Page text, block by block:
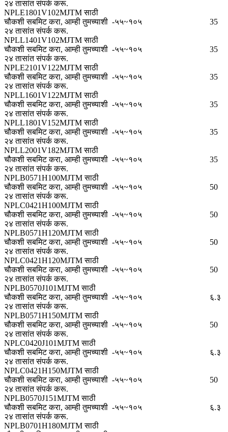
२४ तासांत संपर्क करू.
NPLE1801V102MJTM साठी
चौकशी सबमिट करा, आम्ही तुमच्याशी
२४ तासांत संपर्क करू.
-५५~१०५ 35
NPLL1401V102MJTM साठी
चौकशी सबमिट करा, आम्ही तुमच्याशी
२४ तासांत संपर्क करू.
-५५~१०५ 35
NPLE2101V122MJTM साठी
चौकशी सबमिट करा, आम्ही तुमच्याशी
२४ तासांत संपर्क करू.
-५५~१०५ 35
NPLL1601V122MJTM साठी
चौकशी सबमिट करा, आम्ही तुमच्याशी
२४ तासांत संपर्क करू.
-५५~१०५ 35
NPLL1801V152MJTM साठी
चौकशी सबमिट करा, आम्ही तुमच्याशी
२४ तासांत संपर्क करू.
-५५~१०५ 35
NPLL2001V182MJTM साठी
चौकशी सबमिट करा, आम्ही तुमच्याशी
२४ तासांत संपर्क करू.
-५५~१०५ 35
NPLB0571H100MJTM साठी
चौकशी सबमिट करा, आम्ही तुमच्याशी
२४ तासांत संपर्क करू.
-५५~१०५ 50
NPLC0421H100MJTM साठी
चौकशी सबमिट करा, आम्ही तुमच्याशी
२४ तासांत संपर्क करू.
-५५~१०५ 50
NPLB0571H120MJTM साठी
चौकशी सबमिट करा, आम्ही तुमच्याशी
२४ तासांत संपर्क करू.
-५५~१०५ 50
NPLC0421H120MJTM साठी
चौकशी सबमिट करा, आम्ही तुमच्याशी
२४ तासांत संपर्क करू.
-५५~१०५ 50
NPLB0570J101MJTM साठी
चौकशी सबमिट करा, आम्ही तुमच्याशी
२४ तासांत संपर्क करू.
-५५~१०५ ६.३
NPLB0571H150MJTM साठी
चौकशी सबमिट करा, आम्ही तुमच्याशी
२४ तासांत संपर्क करू.
-५५~१०५ 50
NPLC0420J101MJTM साठी
चौकशी सबमिट करा, आम्ही तुमच्याशी
२४ तासांत संपर्क करू.
-५५~१०५ ६.३
NPLC0421H150MJTM साठी
चौकशी सबमिट करा, आम्ही तुमच्याशी
२४ तासांत संपर्क करू.
-५५~१०५ 50
NPLB0570J151MJTM साठी
चौकशी सबमिट करा, आम्ही तुमच्याशी
२४ तासांत संपर्क करू.
-५५~१०५ ६.३
NPLB0701H180MJTM साठी